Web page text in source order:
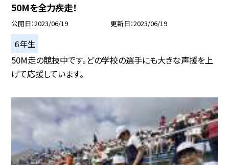
50Mを全力疾走！
公開日 2023/06/19 更新日 2023/06/19
６年生
50M走の競技中です。どの学校の選手にも大きな声援を上
げて応援しています。